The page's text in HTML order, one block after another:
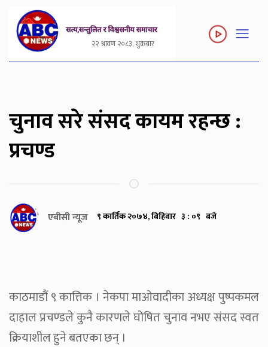
२२ श्रावण २०८३, शुक्रबार
चुनाव सरे संसद कायम रहन्छ :
प्रचण्ड
एबीसी न्यूज ९ कार्तिक २०७४, बिहिबार ३ : ०९ बजे
काठमाडौं ९ कात्तिक । नेकपा माओवादीका अध्यक्ष पुष्पकमल
दाहाल प्रचण्डले कुनै कारणले घोषित चुनाव नभए संसद स्वत
क्रियाशील हुने बतएका छन् ।